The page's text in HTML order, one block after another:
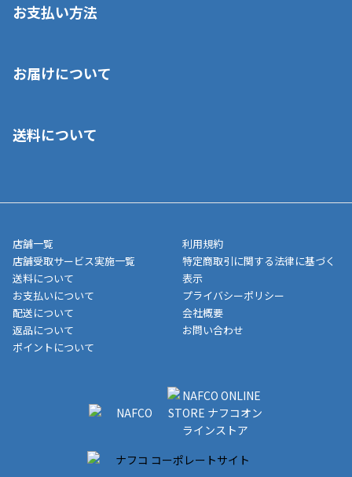
お支払い方法
いいただくことはできません。ご了承ください。
■代金引換(代引)※手数料がかかります
■商品によっては一部決済方法が使用できない場合がございま
す。
お届けについて
ご注文が確認出来次第、1～4営業日に発送いたします。「お取り
業日にてお引渡しとなります。(離島などの場合、例外もあります)
メーカー直送品など一部商品については、その他商品との購入に
制限がかかる場合がございます。また発送日についても、通常と
異なる場合がございます。対象商品の説明ページをご確認くださ
い。
■店舗受取をご選択いただいた場合
ご注文が確認出来次第、お受取される店舗在庫を使用してご準備
をさせていただきます。店舗に在庫がない場合は店舗よりお取り
いただく場合がございます。店舗準備でのお渡しとなる為、商品
のみの受け渡しとなります。（箱や納品書は付属しておりませ
ん）店舗で準備が出来次第、メールにてご連絡させていただきま
送料について
店舗一覧
店舗受取サービス実施一覧
送料について
お支払いについて
配送について
返品について
ポイントについて
利用規約
特定商取引に関する法律に基づく
表示
プライバシーポリシー
会社概要
お問い合わせ